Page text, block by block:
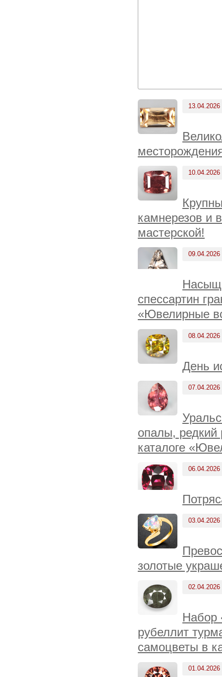
13.04.2026
10.04.2026
камнерезов и
мастерской!
09.04.2026
спессартин
«Ювелирные
08.04.2026
День
07.04.2026
опалы, редкий
каталоге
06.04.2026
03.04.2026
золотые
02.04.2026
Набор
рубеллит
самоцветы в
01.04.2026